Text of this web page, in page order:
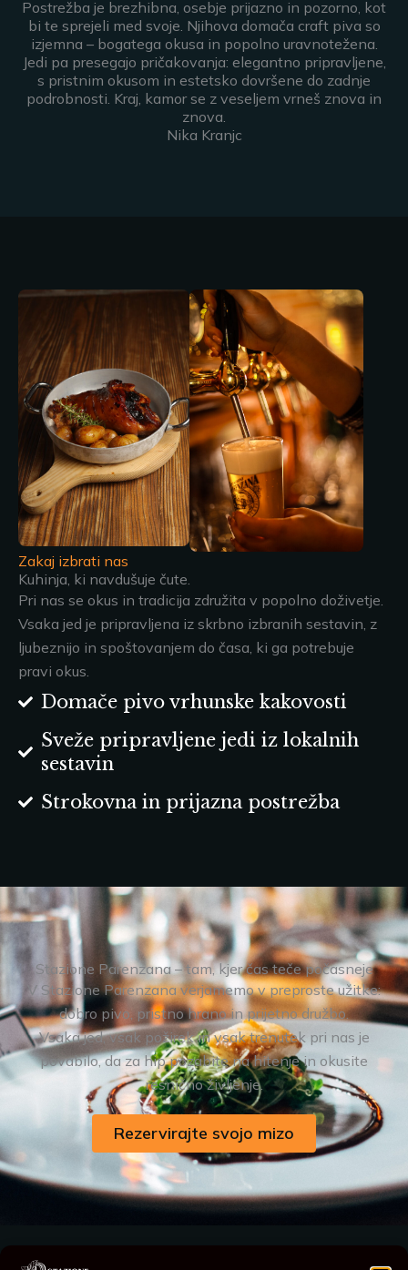
Postrežba je brezhibna, osebje prijazno in pozorno, kot
bi te sprejeli med svoje. Njihova domača craft piva so
izjemna – bogatega okusa in popolno uravnotežena.
Jedi pa presegajo pričakovanja: elegantno pripravljene,
s pristnim okusom in estetsko dovršene do zadnje
podrobnosti. Kraj, kamor se z veseljem vrneš znova in
znova.
Nika Kranjc
Zakaj izbrati nas
Kuhinja, ki navdušuje čute.
Pri nas se okus in tradicija združita v popolno doživetje.
Vsaka jed je pripravljena iz skrbno izbranih sestavin, z
ljubeznijo in spoštovanjem do časa, ki ga potrebuje
pravi okus.
Domače pivo vrhunske kakovosti
Sveže pripravljene jedi iz lokalnih
sestavin
Strokovna in prijazna postrežba
Stazione Parenzana – tam, kjer čas teče počasneje
V Stazione Parenzana verjamemo v preproste užitke:
dobro pivo, pristno hrano in prijetno družbo.
Vsaka jed, vsak požirek in vsak trenutek pri nas je
povabilo, da za hip pozabite na hitenje in okusite
resnično življenje.
Rezervirajte svojo mizo